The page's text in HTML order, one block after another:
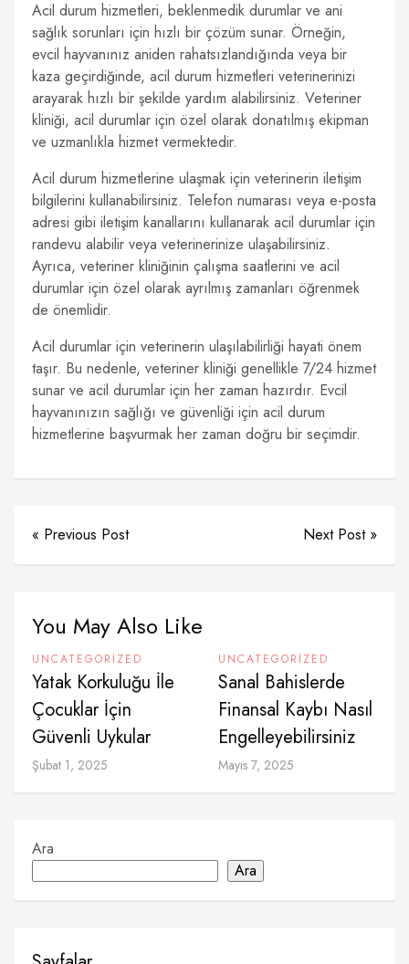
Acil durum hizmetleri, beklenmedik durumlar ve ani
sağlık sorunları için hızlı bir çözüm sunar. Örneğin,
evcil hayvanınız aniden rahatsızlandığında veya bir
kaza geçirdiğinde, acil durum hizmetleri veterinerinizi
arayarak hızlı bir şekilde yardım alabilirsiniz. Veteriner
kliniği, acil durumlar için özel olarak donatılmış ekipman
ve uzmanlıkla hizmet vermektedir.
Acil durum hizmetlerine ulaşmak için veterinerin iletişim
bilgilerini kullanabilirsiniz. Telefon numarası veya e-posta
adresi gibi iletişim kanallarını kullanarak acil durumlar için
randevu alabilir veya veterinerinize ulaşabilirsiniz.
Ayrıca, veteriner kliniğinin çalışma saatlerini ve acil
durumlar için özel olarak ayrılmış zamanları öğrenmek
de önemlidir.
Acil durumlar için veterinerin ulaşılabilirliği hayati önem
taşır. Bu nedenle, veteriner kliniği genellikle 7/24 hizmet
sunar ve acil durumlar için her zaman hazırdır. Evcil
hayvanınızın sağlığı ve güvenliği için acil durum
hizmetlerine başvurmak her zaman doğru bir seçimdir.
« Previous Post Next Post »
You May Also Like
UNCATEGORIZED
Yatak Korkuluğu İle
Çocuklar İçin
Güvenli Uykular
Şubat 1, 2025
UNCATEGORIZED
Sanal Bahislerde
Finansal Kaybı Nasıl
Engelleyebilirsiniz
Mayıs 7, 2025
Ara
Ara